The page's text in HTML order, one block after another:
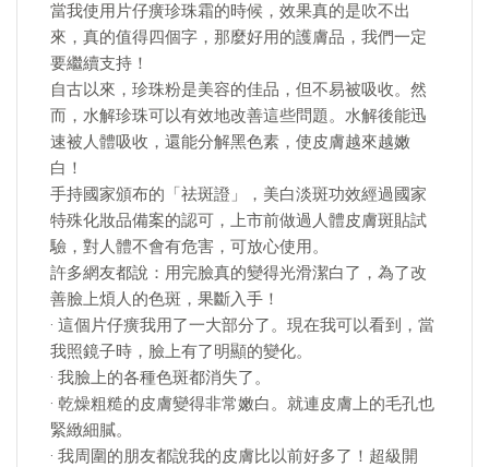
當我使用片仔癀珍珠霜的時候，效果真的是吹不出
來，真的值得四個字，那麼好用的護膚品，我們一定
要繼續支持！
自古以來，珍珠粉是美容的佳品，但不易被吸收。然
而，水解珍珠可以有效地改善這些問題。水解後能迅
速被人體吸收，還能分解黑色素，使皮膚越來越嫩
白！
手持國家頒布的「祛斑證」，美白淡斑功效經過國家
特殊化妝品備案的認可，上市前做過人體皮膚斑貼試
驗，對人體不會有危害，可放心使用。
許多網友都說：用完臉真的變得光滑潔白了，為了改
善臉上煩人的色斑，果斷入手！
· 這個片仔癀我用了一大部分了。現在我可以看到，當
我照鏡子時，臉上有了明顯的變化。
· 我臉上的各種色斑都消失了。
· 乾燥粗糙的皮膚變得非常嫩白。就連皮膚上的毛孔也
緊緻細膩。
· 我周圍的朋友都說我的皮膚比以前好多了！超級開